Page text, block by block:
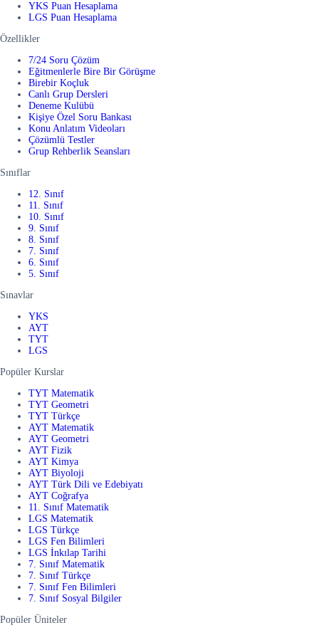
YKS Puan Hesaplama
LGS Puan Hesaplama
Özellikler
7/24 Soru Çözüm
Eğitmenlerle Bire Bir Görüşme
Birebir Koçluk
Canlı Grup Dersleri
Deneme Kulübü
Kişiye Özel Soru Bankası
Konu Anlatım Videoları
Çözümlü Testler
Grup Rehberlik Seansları
Sınıflar
12. Sınıf
11. Sınıf
10. Sınıf
9. Sınıf
8. Sınıf
7. Sınıf
6. Sınıf
5. Sınıf
Sınavlar
YKS
AYT
TYT
LGS
Popüler Kurslar
TYT Matematik
TYT Geometri
TYT Türkçe
AYT Matematik
AYT Geometri
AYT Fizik
AYT Kimya
AYT Biyoloji
AYT Türk Dili ve Edebiyatı
AYT Coğrafya
11. Sınıf Matematik
LGS Matematik
LGS Türkçe
LGS Fen Bilimleri
LGS İnkılap Tarihi
7. Sınıf Matematik
7. Sınıf Türkçe
7. Sınıf Fen Bilimleri
7. Sınıf Sosyal Bilgiler
Popüler Üniteler